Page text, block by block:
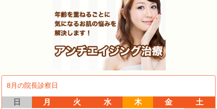
8月の院長診察日
日 月 火 水 木 金
土